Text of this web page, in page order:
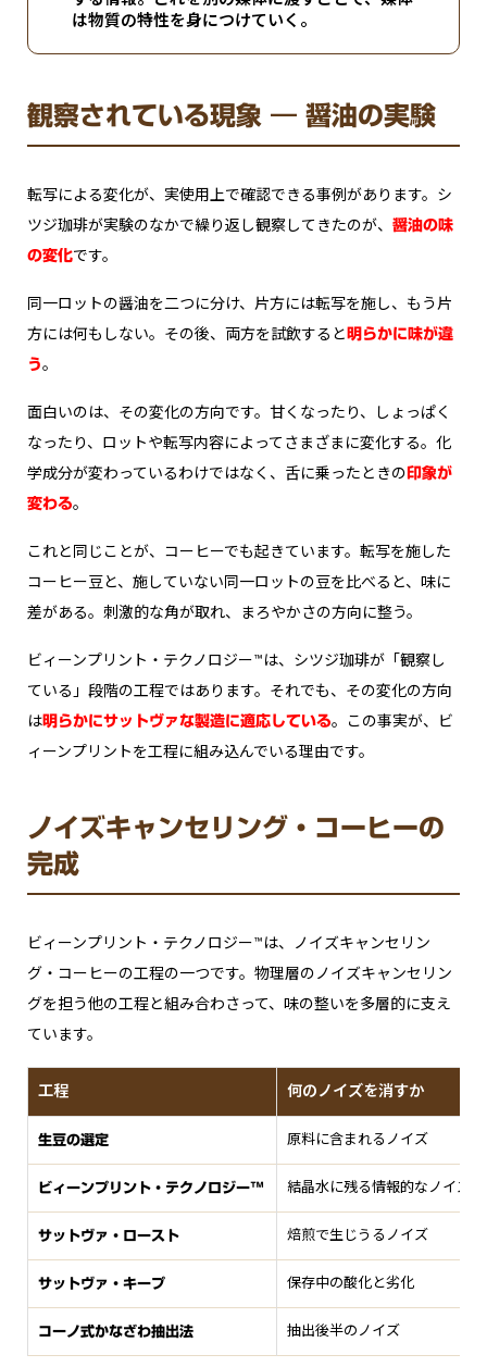
は物質の特性を身につけていく。
観察されている現象 ― 醤油の実験
転写による変化が、実使用上で確認できる事例があります。シ
ツジ珈琲が実験のなかで繰り返し観察してきたのが、 醤油の味
の変化です。
同一ロットの醤油を二つに分け、片方には転写を施し、もう片
方には何もしない。その後、両方を試飲すると―― 明らかに味が違
う。
面白いのは、その変化の方向です。甘くなったり、しょっぱく
なったり、ロットや転写内容によってさまざまに変化する。化
学成分が変わっているわけではなく、舌に乗ったときの 印象が
変わる。
これと同じことが、コーヒーでも起きています。転写を施した
コーヒー豆と、施していない同一ロットの豆を比べると、味に
差がある。刺激的な角が取れ、まろやかさの方向に整う。
ビィーンプリント・テクノロジー™は、シツジ珈琲が「観察し
ている」段階の工程ではあります。それでも、その変化の方向
は明らかにサットヴァな製造に適応している。この事実が、ビ
ィーンプリントを工程に組み込んでいる理由です。
ノイズキャンセリング・コーヒーの
完成
ビィーンプリント・テクノロジー™は、ノイズキャンセリン
グ・コーヒーの工程の一つです。物理層のノイズキャンセリン
グを担う他の工程と組み合わさって、味の整いを多層的に支え
ています。
工程 何のノイズを消すか
生豆の選定 原料に含まれるノイズ
ビィーンプリント・テクノロジー™ 結晶水に残る情報的なノイズ
サットヴァ・ロースト 焙煎で生じうるノイズ
サットヴァ・キープ 保存中の酸化と劣化
コーノ式かなざわ抽出法 抽出後半のノイズ